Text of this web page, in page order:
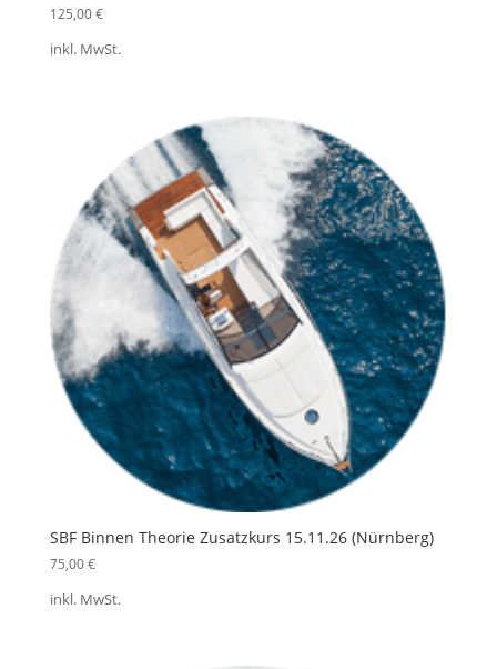
125,00€
inkl. MwSt.
SBF Binnen Theorie Zusatzkurs 15.11.26 (Nürnberg)
75,00€
inkl. MwSt.